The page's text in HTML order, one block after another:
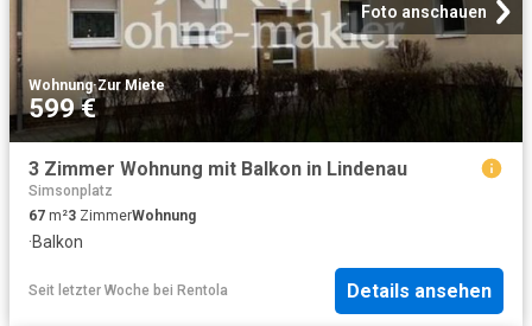
Foto anschauen
Wohnung·Zur Miete
599 €
3 Zimmer Wohnung mit Balkon in Lindenau
Simsonplatz
67 m²3 ZimmerWohnung
·Balkon
Seit letzter Woche bei Rentola Details ansehen